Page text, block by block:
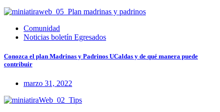
Comunidad
Noticias boletín Egresados
Conozca el plan Madrinas y Padrinos UCaldas y de qué manera puede
contribuir
marzo 31, 2022